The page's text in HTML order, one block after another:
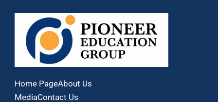
Home PageAbout Us
MediaContact Us